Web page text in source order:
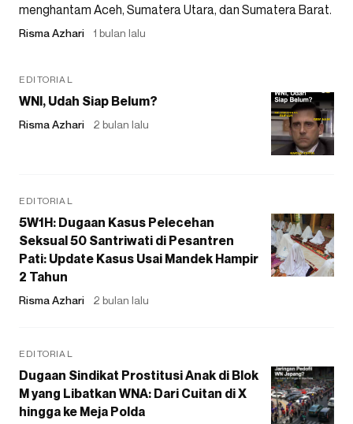
menghantam Aceh, Sumatera Utara, dan Sumatera Barat.
Risma Azhari 1 bulan lalu
EDITORIAL
WNI, Udah Siap Belum?
Risma Azhari 2 bulan lalu
EDITORIAL
5W1H: Dugaan Kasus Pelecehan
Seksual 50 Santriwati di Pesantren
Pati: Update Kasus Usai Mandek Hampir
2 Tahun
Risma Azhari 2 bulan lalu
EDITORIAL
Dugaan Sindikat Prostitusi Anak di Blok
M yang Libatkan WNA: Dari Cuitan di X
hingga ke Meja Polda